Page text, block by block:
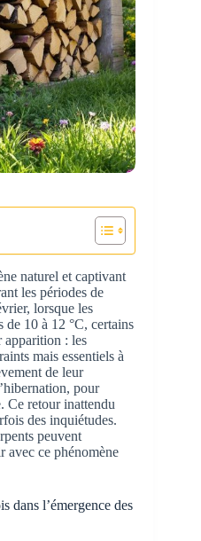
naturel et captivant
les périodes de
lorsque les
de 10 à 12 °C, certains
apparition : les
mais essentiels à
de leur
pour
Ce retour inattendu
des inquiétudes.
peuvent
avec ce phénomène
dans l’émergence des